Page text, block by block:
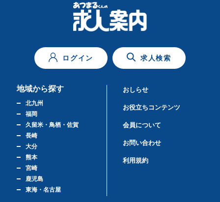
ログイン 求人検索
地域から探す
北九州
福岡
久留米・鳥栖・佐賀
長崎
大分
熊本
宮崎
鹿児島
東海・名古屋
おしらせ
お役立ちコンテンツ
会員について
お問い合わせ
利用規約